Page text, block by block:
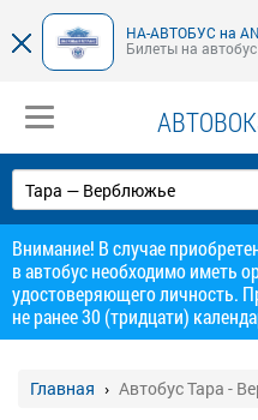
НА-АВТОБУС на
Билеты на
Внимание! В случае
в автобус необходимо иметь
удостоверяющего личность.
не ранее 30 (тридцати)
Главная Автобус Тара -